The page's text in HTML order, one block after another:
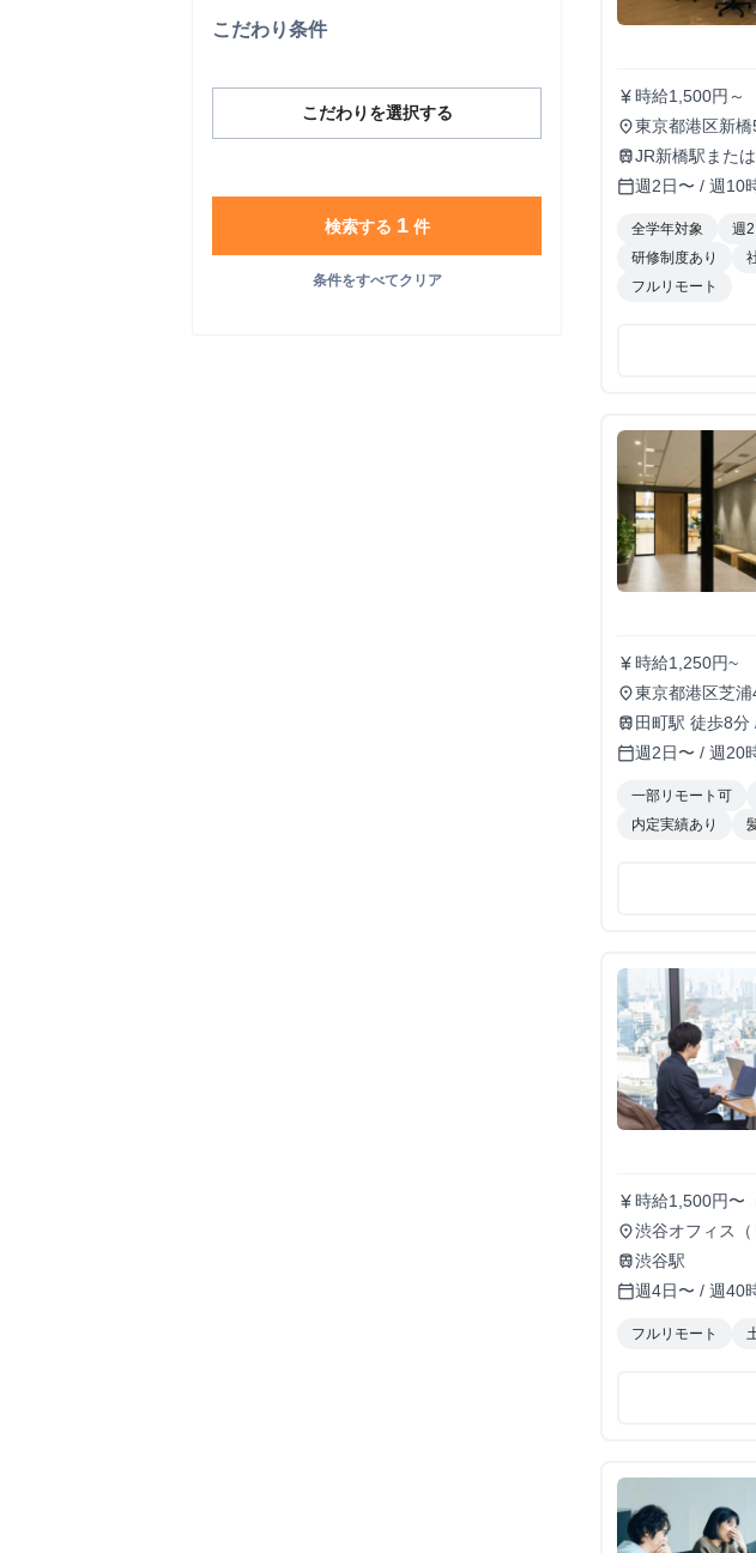
こだわり条件
こだわりを選択する
検索する 1件
条件をすべてクリア
currency_yen時給1,500円～
place東京都港区新
trainJR新橋駅また
calendar_today週2日〜 / 週10
全学年対象 週
研修制度あり
フルリモート
currency_yen時給1,250円~
place東京都港区芝
train 田町駅 徒歩8
calendar_today週2日〜 / 週20
一部リモート可
内定実績あり
currency_yen時給1,500円〜
place渋谷オフィス（
train渋谷駅
calendar_today週4日〜 / 週40
フルリモート